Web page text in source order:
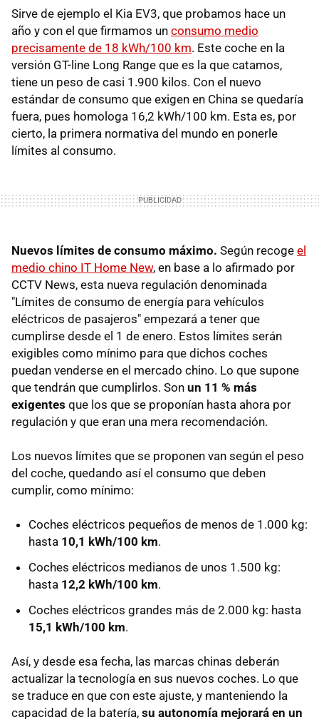
Sirve de ejemplo el Kia EV3, que probamos hace un
año y con el que firmamos un consumo medio
precisamente de 18 kWh/100 km. Este coche en la
versión GT-line Long Range que es la que catamos,
tiene un peso de casi 1.900 kilos. Con el nuevo
estándar de consumo que exigen en China se quedaría
fuera, pues homologa 16,2 kWh/100 km. Esta es, por
cierto, la primera normativa del mundo en ponerle
límites al consumo.
Nuevos límites de consumo máximo. Según recoge el
medio chino IT Home New, en base a lo afirmado por
CCTV News, esta nueva regulación denominada
"Límites de consumo de energía para vehículos
eléctricos de pasajeros" empezará a tener que
cumplirse desde el 1 de enero. Estos límites serán
exigibles como mínimo para que dichos coches
puedan venderse en el mercado chino. Lo que supone
que tendrán que cumplirlos. Son un 11 % más
exigentes que los que se proponían hasta ahora por
regulación y que eran una mera recomendación.
Los nuevos límites que se proponen van según el peso
del coche, quedando así el consumo que deben
cumplir, como mínimo:
Coches eléctricos pequeños de menos de 1.000 kg:
hasta 10,1 kWh/100 km.
Coches eléctricos medianos de unos 1.500 kg:
hasta 12,2 kWh/100 km.
Coches eléctricos grandes más de 2.000 kg: hasta
15,1 kWh/100 km.
Así, y desde esa fecha, las marcas chinas deberán
actualizar la tecnología en sus nuevos coches. Lo que
se traduce en que con este ajuste, y manteniendo la
capacidad de la batería, su autonomía mejorará en un